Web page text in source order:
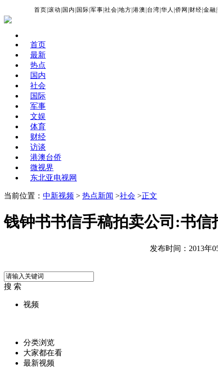
首页 |滚动 国内 国际 |军事 |社会 |地方 |港澳 台湾 |华人 |侨网 财经 |金融 |
首页
最新
热点
国内
社会
国际
军事
文娱
体育
财经
访谈
港澳台侨
微视界
东北亚电视网
当前位置： 中新视频 > 热点新闻 >社会 >正文
钱钟书书信手稿拍卖公司:书信
发布时间：2013年
搜 索
视频
分类浏览
大家都在看
最新视频